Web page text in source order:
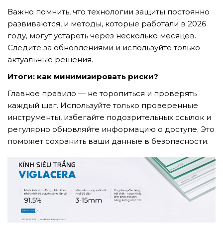
Важно помнить, что технологии защиты постоянно
развиваются, и методы, которые работали в 2026
году, могут устареть через несколько месяцев.
Следите за обновлениями и используйте только
актуальные решения.
Итоги: как минимизировать риски?
Главное правило — не торопиться и проверять
каждый шаг. Используйте только проверенные
инструменты, избегайте подозрительных ссылок и
регулярно обновляйте информацию о доступе. Это
поможет сохранить ваши данные в безопасности.